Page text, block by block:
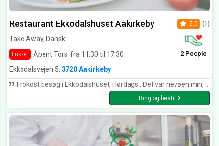
Restaurant Ekkodalshuset Aakirkeby
Take Away, Dansk
Lukket Åbent Tors. fra 11:30 til 17:30
5.0 (1)
2 People
Ekkodalsvejen 5, 3720 Aakirkeby
Frokost besøg i Ekkodalshuset, i lørdags . Det var nevøen min, Thomas's 1. Gang. Hvilket kun kunne betyde : Tarteletten ! Den bekom ham godt, og vakte minder, om Mormor 🤗 Min frokost, bestod bla i, varmrøget ørred, salat, grønne asparges,.!rysteribs( elsker rysteribs), lækker bolle, ldressing.. Rigelig portion, m smagsprøver til Thomas. Synsindtryk friskt, fine farver. Smagte dejligt, friskt, og så lækkert👌 Hurtig, imødekommende, og som altid, sødt og proff personale. Vi nød, de dejlige omgivelser , på terrassen ude bagved. Det kan tænkes, at jeg er lidt forudindtaget ! Men et besøg i Ekkodalshuset ! Berører alle sanser positivt 😊 Vh Anni
Ring og bestil